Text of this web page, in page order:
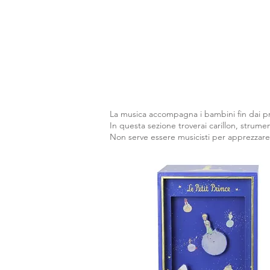
La musica accompagna i bambini fin dai
In questa sezione troverai carillon,
Non serve essere musicisti per